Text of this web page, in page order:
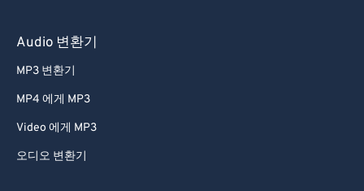
Audio 변환기
MP3 변환기
MP4 에게 MP3
Video 에게 MP3
오디오 변환기